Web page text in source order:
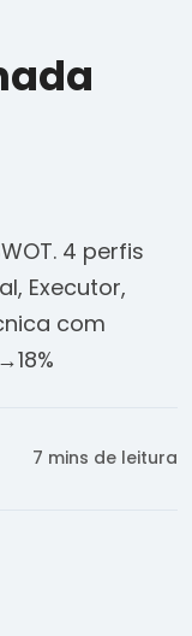
4 perfis
Executor,
com
7 mins de leitura